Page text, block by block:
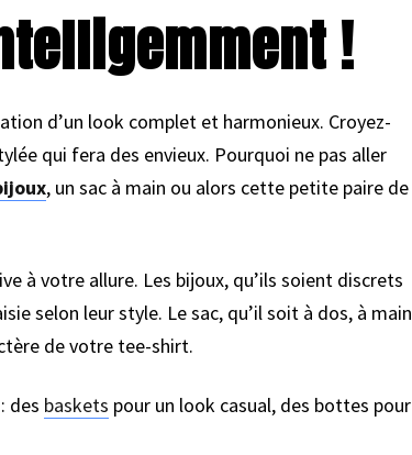
!
d’un look complet et harmonieux. Croyez-
qui fera des envieux. Pourquoi ne pas aller
, un sac à main ou alors cette petite paire de
à votre allure. Les bijoux, qu’ils soient discrets
selon leur style. Le sac, qu’il soit à dos, à main
de votre tee-shirt.
des baskets pour un look casual, des bottes pour